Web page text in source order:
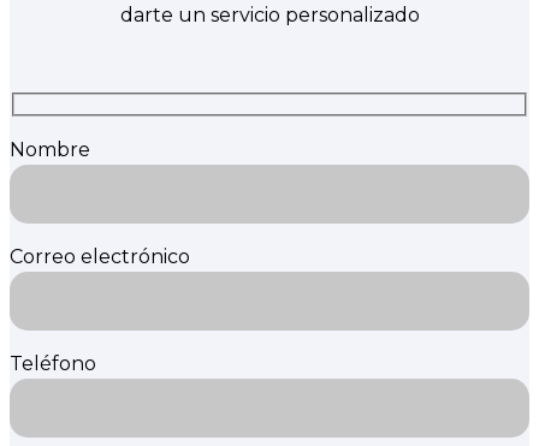
darte un servicio personalizado
Nombre
Correo electrónico
Teléfono